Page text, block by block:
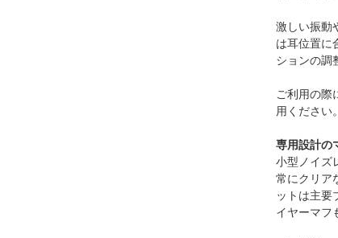
激しい振動
は耳位置に
ションの調
ご利用の際
用ください。
専用設計の
小型ノイズ
常にクリア
ットは主要
イヤーマフ